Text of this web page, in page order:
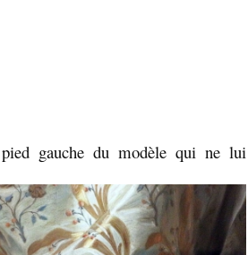
gauche du modèle qui ne lui